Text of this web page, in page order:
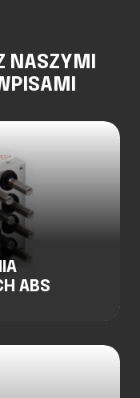
NASZYMI
ABS